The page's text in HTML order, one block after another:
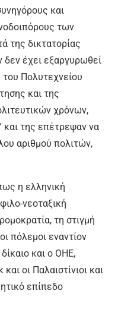
και
των
της δικτατορίας
δεν έχει εξαργυρωθεί
Πολυτεχνείου
και της
χρόνων,
και της επέτρεψαν να
αριθμού πολιτών,
η ελληνική
νεοταξική
τη στιγμή
πόλεμοι εναντίον
και ο ΟΗΕ,
οι Παλαιστίνιοι και
επίπεδο